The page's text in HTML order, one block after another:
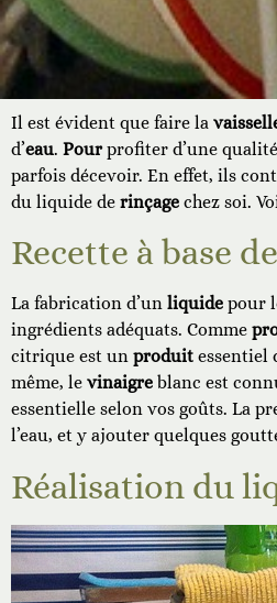
Il est évident que faire la
d’eau. Pourprofiter d’une
parfois décevoir. En effet, ils
du liquide de rinçage chez soi.
Recette à base
La fabrication d’un liquide pour
ingrédients adéquats. Comme
citrique est un produit essentiel
même, le vinaigre blanc est
essentielle selon vos goûts. La
l’eau, et y ajouter quelques
Réalisation du